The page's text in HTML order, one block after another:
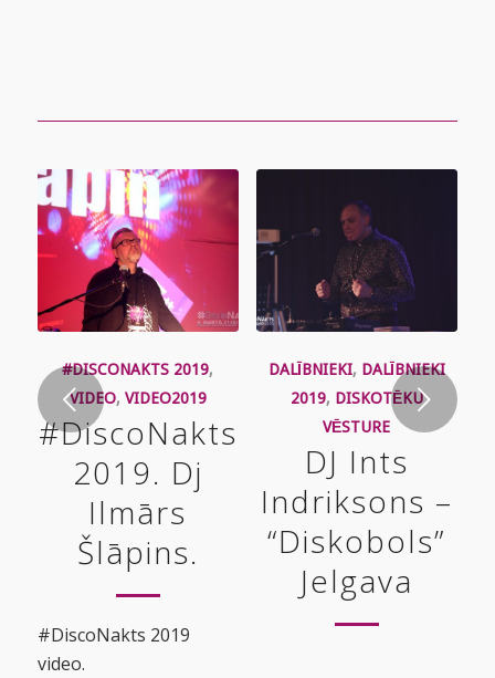
#DISCONAKTS 2019,
VIDEO, VIDEO2019
#DiscoNakts
2019. Dj
Ilmārs
Šlāpins.
#DiscoNakts 2019
video.
DALĪBNIEKI, DALĪBNIEKI
2019, DISKOTĒKU
VĒSTURE
DJ Ints
Indriksons –
“Diskobols”
Jelgava
Next